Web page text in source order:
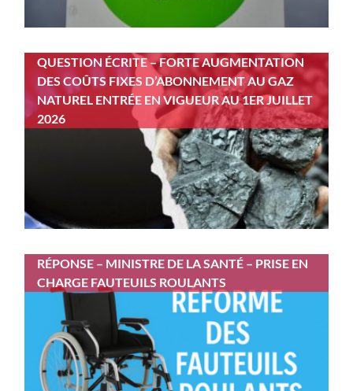
QUESTION ÉCRITE – FORTE AUGMENTATION
DES COÛTS FIXES D’ABONNEMENT AU GAZ
NATUREL ENTRÉE EN VIGUEUR AU 1ER JUILLET
2026
RÉPONSE – MINISTRE DE LA SANTÉ – PRISE EN
CHARGE FAUTEUILS ROULANTS